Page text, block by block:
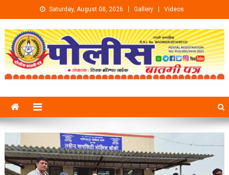
Skip to content Saturday, August 08, 2026 Gallery Videos